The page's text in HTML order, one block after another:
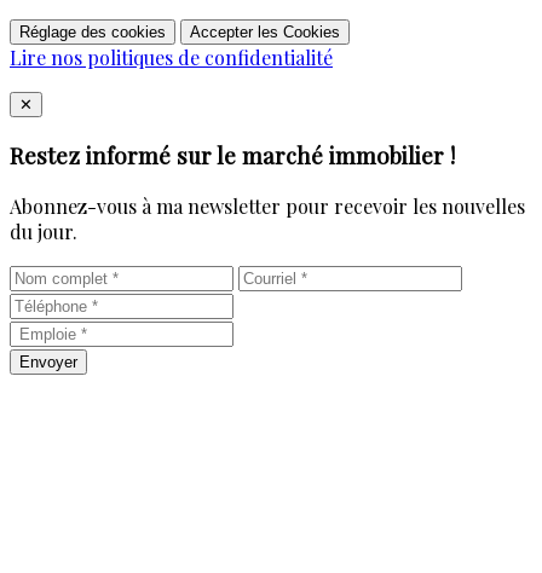
Réglage des cookies Accepter les Cookies
Lire nos politiques de confidentialité
Close
✕
Restez informé sur le marché immobilier !
Abonnez-vous à ma newsletter pour recevoir les nouvelles
du jour.
Envoyer